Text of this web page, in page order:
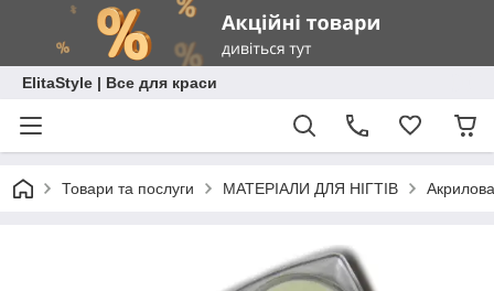
ElitaStyle | Все для краси
Товари та послуги МАТЕРІАЛИ ДЛЯ НІГТІВ